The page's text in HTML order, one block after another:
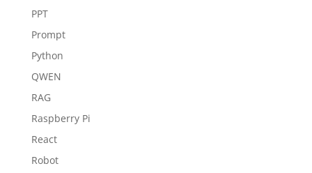
PPT
Prompt
Python
QWEN
RAG
Raspberry Pi
React
Robot